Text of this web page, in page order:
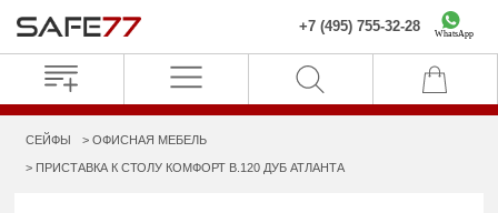
+7 (495) 755-32-28 WhatsApp
СЕЙФЫ ОФИСНАЯ МЕБЕЛЬ
ПРИСТАВКА К СТОЛУ КОМФОРТ B.120 ДУБ АТЛАНТА